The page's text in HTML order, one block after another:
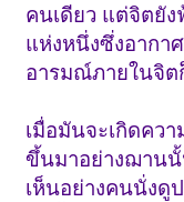
คนเดียว แต่จิตยั
แห่งหนึ่งซึ่งอากา
อารมณ์ภายในจิ
เมื่อมันจะเกิดคว
ขึ้นมาอย่างฌาน
เห็นอย่างคนนั่งดู